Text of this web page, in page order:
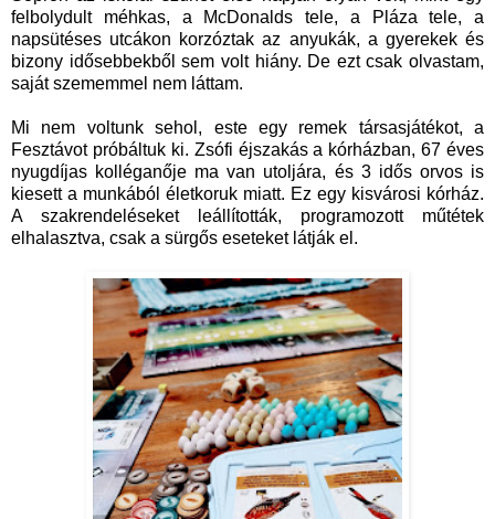
felbolydult méhkas, a McDonalds tele, a Pláza tele, a
napsütéses utcákon korzóztak az anyukák, a gyerekek és
bizony idősebbekből sem volt hiány. De ezt csak olvastam,
saját szememmel nem láttam.
Mi nem voltunk sehol, este egy remek társasjátékot, a
Fesztávot próbáltuk ki. Zsófi éjszakás a kórházban, 67 éves
nyugdíjas kolléganője ma van utoljára, és 3 idős orvos is
kiesett a munkából életkoruk miatt. Ez egy kisvárosi kórház.
A szakrendeléseket leállították, programozott műtétek
elhalasztva, csak a sürgős eseteket látják el.